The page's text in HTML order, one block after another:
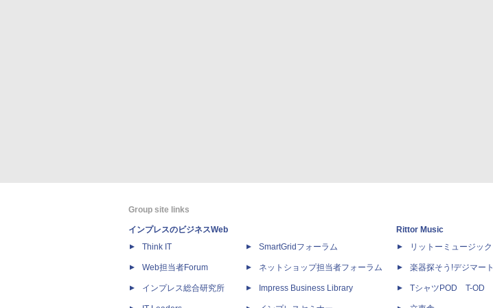
Group site links
インプレスのビジネスWeb
Think IT
Web担当者Forum
インプレス総合研究所
SmartGridフォーラム
ネットショップ担当者フォーラム
Impress Business Library
Rittor Music
リットーミュージック
楽器探そう!デジマート
TシャツPOD T-OD